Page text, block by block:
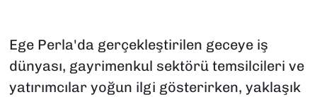
Ege Perla'da gerçekleştirilen geceye iş
dünyası, gayrimenkul sektörü temsilcileri ve
yatırımcılar yoğun ilgi gösterirken, yaklaşık